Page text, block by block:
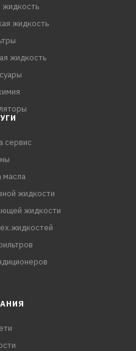
жидкость
жидкость
жидкость
сервис
масла
жидкости
жидкости